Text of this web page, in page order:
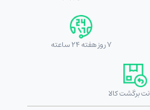
7 روز هفته 24 ساعته
برگشت کالا